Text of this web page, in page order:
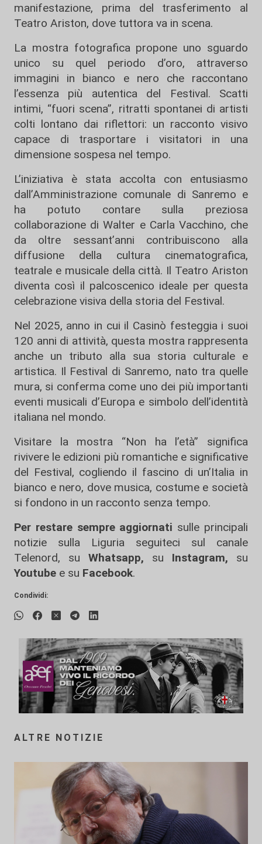
manifestazione, prima del trasferimento al
Teatro Ariston, dove tuttora va in scena.
La mostra fotografica propone uno sguardo
unico su quel periodo d’oro, attraverso
immagini in bianco e nero che raccontano
l’essenza più autentica del Festival. Scatti
intimi, “fuori scena”, ritratti spontanei di artisti
colti lontano dai riflettori: un racconto visivo
capace di trasportare i visitatori in una
dimensione sospesa nel tempo.
L’iniziativa è stata accolta con entusiasmo
dall’Amministrazione comunale di Sanremo e
ha potuto contare sulla preziosa
collaborazione di Walter e Carla Vacchino, che
da oltre sessant’anni contribuiscono alla
diffusione della cultura cinematografica,
teatrale e musicale della città. Il Teatro Ariston
diventa così il palcoscenico ideale per questa
celebrazione visiva della storia del Festival.
Nel 2025, anno in cui il Casinò festeggia i suoi
120 anni di attività, questa mostra rappresenta
anche un tributo alla sua storia culturale e
artistica. Il Festival di Sanremo, nato tra quelle
mura, si conferma come uno dei più importanti
eventi musicali d’Europa e simbolo dell’identità
italiana nel mondo.
Visitare la mostra “Non ha l’età” significa
rivivere le edizioni più romantiche e significative
del Festival, cogliendo il fascino di un’Italia in
bianco e nero, dove musica, costume e società
si fondono in un racconto senza tempo.
Per restare sempre aggiornati sulle principali
notizie sulla Liguria seguiteci sul canale
Telenord, su
Whatsapp, su Instagram, su
Youtube e su Facebook.
Condividi:
ALTRE NOTIZIE